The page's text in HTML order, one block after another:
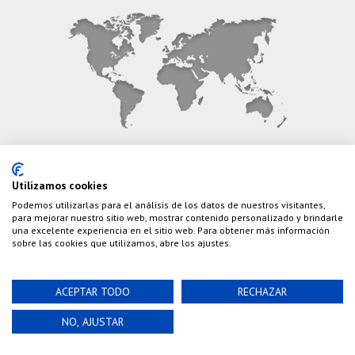
Teléfono: (+34) 626 495 499
E-Mail: info@cazaylibros.com
Powered by©Nao Grupo de Comunicación, S.L.
2020 Cazaylibros.com ¡Todo Un Tiro!, todos los
derechos reservados.
Utilizamos cookies
Podemos utilizarlas para el análisis de los datos de nuestros visitantes,
para mejorar nuestro sitio web, mostrar contenido personalizado y brindarle
una excelente experiencia en el sitio web. Para obtener más información
sobre las cookies que utilizamos, abre los ajustes.
ACEPTAR TODO RECHAZAR
NO, AJUSTAR